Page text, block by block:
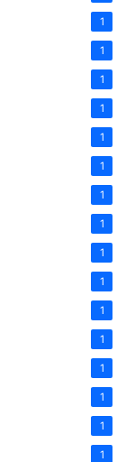
1
1
1
1
1
1
1
1
1
1
1
1
1
1
1
1